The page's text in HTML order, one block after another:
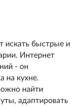
искать быстрые и
Интернет
- он
на кухне.
найти
адаптировать